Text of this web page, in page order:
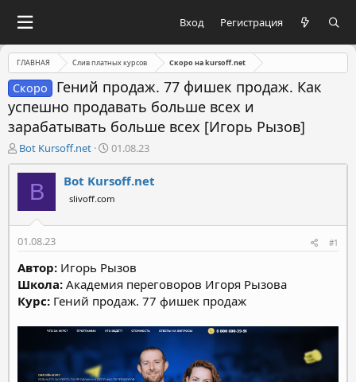
Вход Регистрация
ГЛАВНАЯ Слив платных курсов Скоро на kursoff.net
Скоро
Гений продаж. 77 фишек продаж. Как
успешно продавать больше всех и
зарабатывать больше всех [Игорь Рызов]
А
в
т
м
ы
Bot Kursoff.net
Д
а
т
а
н
а
а
01.08.23
B Bot Kursoff.net
slivoff.com
01.08.23 #1
Автор: Игорь Рызов
Школа: Академия переговоров Игоря Рызова
Курс: Гений продаж. 77 фишек продаж